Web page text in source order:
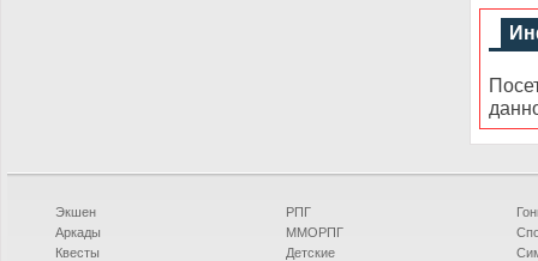
Экшен
Аркады
Квесты
РПГ
ММОРПГ
Детские